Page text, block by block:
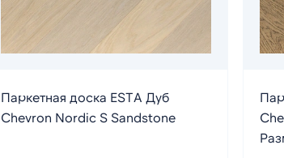
Паркетная доска ESTA Дуб
Chevron Nordic S Sandstone